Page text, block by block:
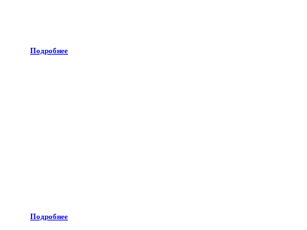
Подробнее
Подробнее